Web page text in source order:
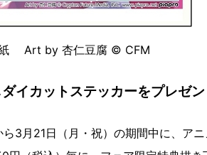
紙 Art by 杏仁豆腐 © CFM
イカットステッカーをプレゼン
3月21日（月・祝）の期間中に、ア